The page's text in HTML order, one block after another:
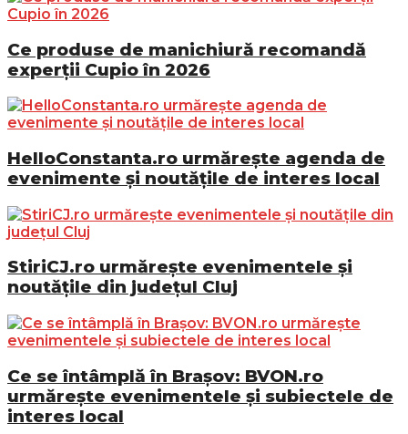
Ce produse de manichiură recomandă
experții Cupio în 2026
HelloConstanta.ro urmărește agenda de
evenimente și noutățile de interes local
StiriCJ.ro urmărește evenimentele și
noutățile din județul Cluj
Ce se întâmplă în Brașov: BVON.ro
urmărește evenimentele și subiectele de
interes local